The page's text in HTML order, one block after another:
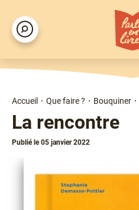
Aller
au
contenu
principal
Rechercher
d'Ariane
Accueil Que faire ? Bouquiner
La rencontre
Publié le 05 janvier 2022